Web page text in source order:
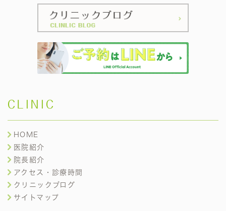
CLINIC
HOME
医院紹介
院長紹介
アクセス・診療時間
クリニックブログ
サイトマップ